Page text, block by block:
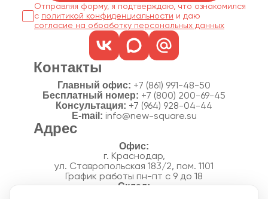
Отправляя форму, я подтверждаю, что ознакомился
с политикой конфиденциальности
согласие на обработку персональных данных
Контакты
Главный офис: +7 (861) 991-48-50
Бесплатный номер: +7 (800) 200-69-45
Консультация: +7 (964) 928-04-44
E-mail: info@new-square.su
Адрес
г. Краснодар,
ул. Ставропольская 183/2, пом. 1101
График работы пн-пт с 9 до 18